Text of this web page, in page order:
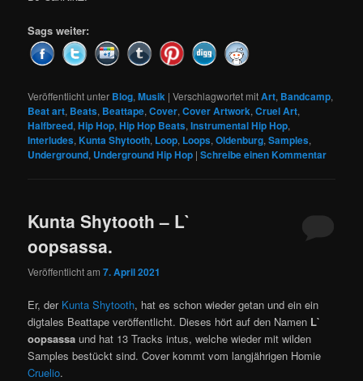
Sags weiter:
Veröffentlicht unter Blog,Musik |Verschlagwortet mitArt, Bandcamp,
Beat art, Beats, Beattape,Cover,Cover Artwork,Cruel Art,
Halfbreed,Hip Hop,Hip Hop Beats,Instrumental Hip Hop,
Interludes,Kunta Shytooth, Loop, Loops,Oldenburg,Samples,
Underground, Underground Hip Hop |Schreibe einen Kommentar
Kunta Shytooth – L​`​
oopsassa.
Veröffentlicht am7. April 2021
Er, der Kunta Shytooth, hat es schon wieder getan und ein ein
digtales Beattape veröffentlicht. Dieses hört auf den Namen L​`​
oopsassa und hat 13 Tracks intus, welche wieder mit wilden
Samples bestückt sind. Cover kommt vom langjährigen Homie
Cruelio.